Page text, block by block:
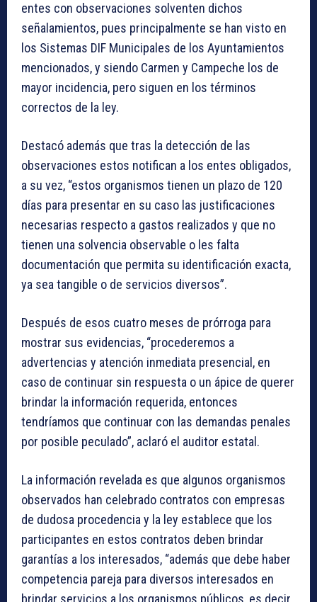
entes con observaciones solventen dichos
señalamientos, pues principalmente se han visto en
los Sistemas DIF Municipales de los Ayuntamientos
mencionados, y siendo Carmen y Campeche los de
mayor incidencia, pero siguen en los términos
correctos de la ley.
Destacó además que tras la detección de las
observaciones estos notifican a los entes obligados,
a su vez, “estos organismos tienen un plazo de 120
días para presentar en su caso las justificaciones
necesarias respecto a gastos realizados y que no
tienen una solvencia observable o les falta
documentación que permita su identificación exacta,
ya sea tangible o de servicios diversos”.
Después de esos cuatro meses de prórroga para
mostrar sus evidencias, “procederemos a
advertencias y atención inmediata presencial, en
caso de continuar sin respuesta o un ápice de querer
brindar la información requerida, entonces
tendríamos que continuar con las demandas penales
por posible peculado”, aclaró el auditor estatal.
La información revelada es que algunos organismos
observados han celebrado contratos con empresas
de dudosa procedencia y la ley establece que los
participantes en estos contratos deben brindar
garantías a los interesados, “además que debe haber
competencia pareja para diversos interesados en